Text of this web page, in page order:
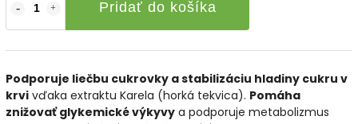
Pridať do košíka
Podporuje liečbu cukrovky a stabilizáciu hladiny cukru v
krvi vďaka extraktu Karela (horká tekvica). Pomáha
znižovať glykemické výkyvy a podporuje metabolizmus